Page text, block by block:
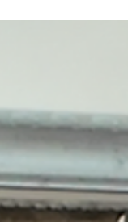
הרבנית ימימה
פטירת הרש"י
ר"ח אב מביא איתו
כשאת מצרה את
הרבה טובה בחיים
הנרות, ומה